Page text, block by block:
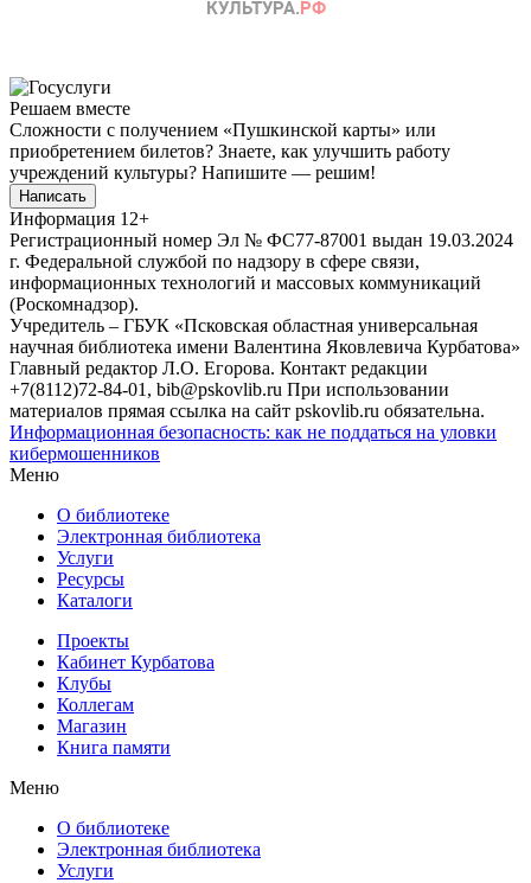
Решаем вместе
Сложности с получением «Пушкинской карты» или
приобретением билетов? Знаете, как улучшить работу
учреждений культуры? Напишите — решим!
Написать
Информация 12+
Регистрационный номер Эл № ФС77-87001 выдан 19.03.2024
г. Федеральной службой по надзору в сфере связи,
информационных технологий и массовых коммуникаций
(Роскомнадзор).
Учредитель – ГБУК «Псковская областная универсальная
научная библиотека имени Валентина Яковлевича Курбатова»
Главный редактор Л.О. Егорова. Контакт редакции
+7(8112)72-84-01, bib@pskovlib.ru При использовании
материалов прямая ссылка на сайт pskovlib.ru обязательна.
Информационная безопасность: как не поддаться на уловки
кибермошенников
Меню
О библиотеке
Электронная библиотека
Услуги
Ресурсы
Каталоги
Проекты
Кабинет Курбатова
Клубы
Коллегам
Магазин
Книга памяти
Меню
О библиотеке
Электронная библиотека
Услуги